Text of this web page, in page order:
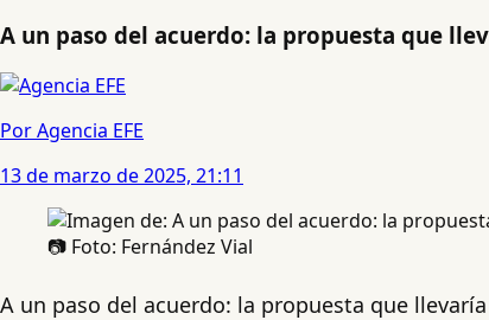
A un paso del acuerdo: la propuesta que
Por Agencia EFE
13 de marzo de 2025, 21:11
📷 Foto: Fernández Vial
A un paso del acuerdo: la propuesta que